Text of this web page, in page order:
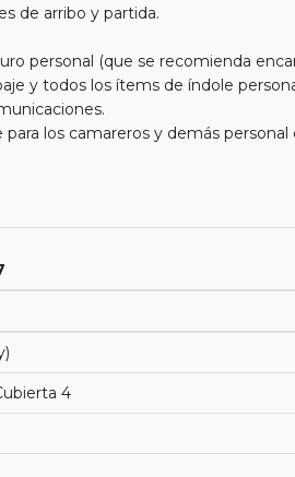
de arribo y partida.
personal (que se recomienda
y todos los ítems de índole
para los camareros y demás
4